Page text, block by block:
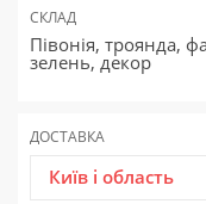
СКЛАД
Півонія, троянда,
зелень, декор
ДОСТАВКА
Київ і область